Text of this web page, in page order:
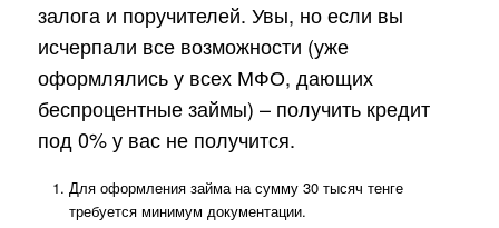
залога и поручителей. Увы, но если вы
исчерпали все возможности (уже
оформлялись у всех МФО, дающих
беспроцентные займы) – получить кредит
под 0% у вас не получится.
Для оформления займа на сумму 30 тысяч тенге
требуется минимум документации.